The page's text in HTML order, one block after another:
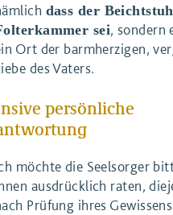
dass der
sei, sondern
Ort der barmherzigen,
des Vaters.
persönliche
möchte die Seelsorger
ausdrücklich raten,
Prüfung ihres Gewissens